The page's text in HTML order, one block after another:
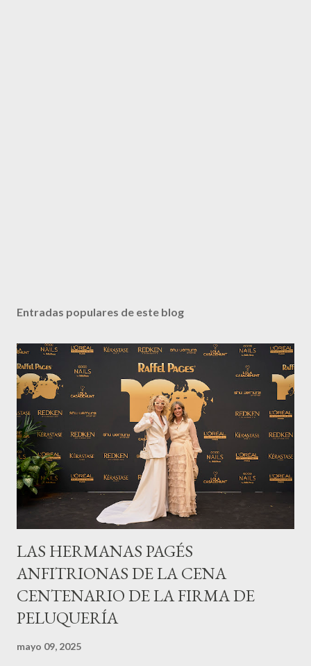
Entradas populares de este blog
LAS HERMANAS PAGÉS
ANFITRIONAS DE LA CENA
CENTENARIO DE LA FIRMA DE
PELUQUERÍA
mayo 09, 2025